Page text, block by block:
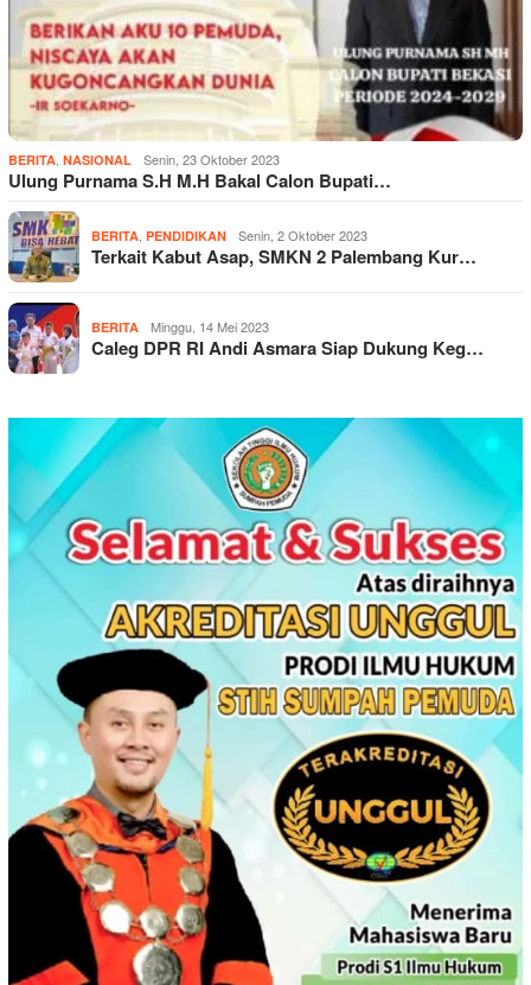
BERITA NASIONAL Senin, 23 Oktober 2023
Ulung Purnama S.H M.H Bakal Calon Bupati…
BERITA PENDIDIKAN Senin, 2 Oktober 2023
Terkait Kabut Asap, SMKN 2 Palembang Kur…
BERITA Minggu, 14 Mei 2023
Caleg DPR RI Andi Asmara Siap Dukung Keg…